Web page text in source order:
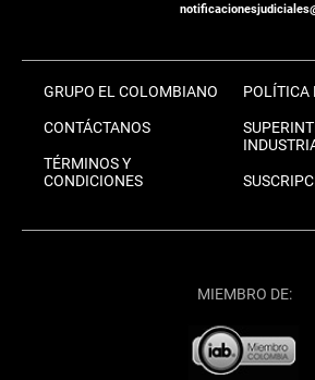
GRUPO EL COLOMBIANO
CONTÁCTANOS
TÉRMINOS Y
CONDICIONES
POLÍTICA
MIEMBRO DE: